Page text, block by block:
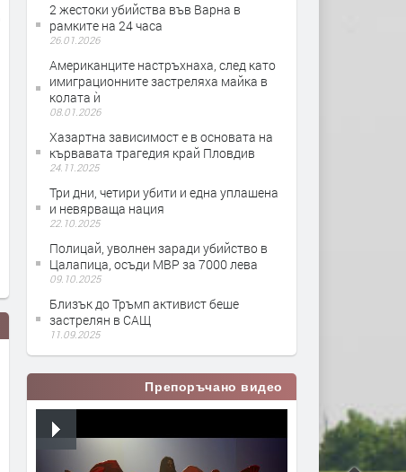
2 жестоки убийства във Варна в
рамките на 24 часа
26.01.2026
Американците настръхнаха, след като
имиграционните застреляха майка в
колата ѝ
08.01.2026
Хазартна зависимост е в основата на
кървавата трагедия край Пловдив
24.11.2025
Три дни, четири убити и една уплашена
и невярваща нация
22.10.2025
Полицай, уволнен заради убийство в
Цалапица, осъди МВР за 7000 лева
09.10.2025
Близък до Тръмп активист беше
застрелян в САЩ
11.09.2025
Препоръчано видео